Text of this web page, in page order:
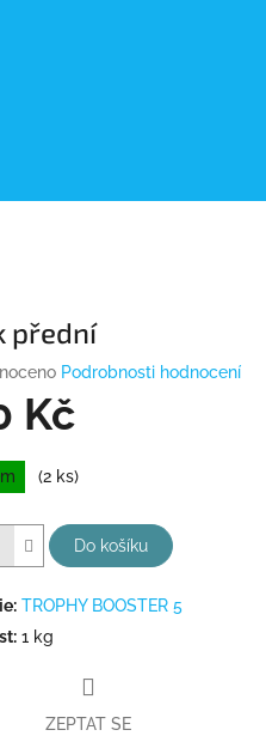
přední
Podrobnosti hodnocení
Kč
(2 ks)
Do košíku
: TROPHY BOOSTER 5
: 1 kg
ZEPTAT SE